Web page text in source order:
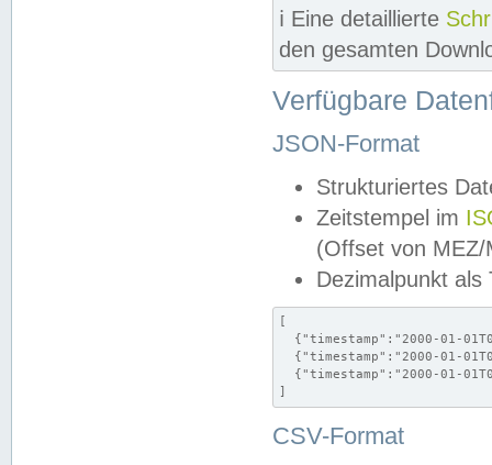
ℹ️ Eine detaillierte
den gesamten
Verfügbare
JSON-Format
Strukturiertes
Zeitstempel im
(Offset von MEZ/
Dezimalpunkt als
[
{"timestamp":"2000-01-
{"timestamp":"2000-01-
{"timestamp":"2000-01-
]
CSV-Format